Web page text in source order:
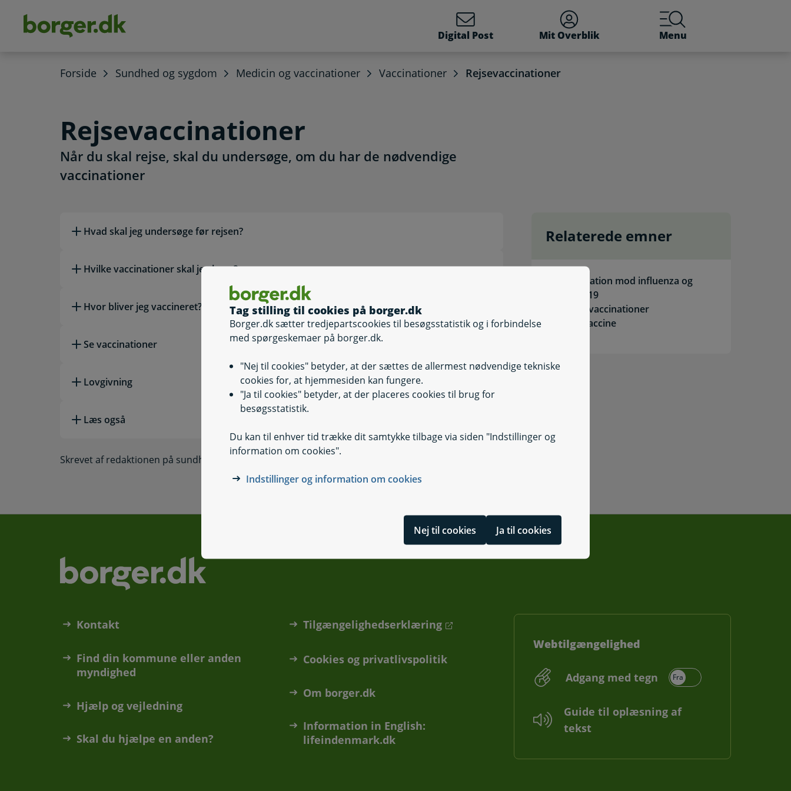
Tag stilling til cookies på borger.dk
Borger.dk sætter tredjepartscookies til besøgsstatistik og i forbindelse
med spørgeskemaer på borger.dk.
"Nej til cookies" betyder, at der sættes de allermest nødvendige tekniske
cookies for, at hjemmesiden kan fungere.
"Ja til cookies" betyder, at der placeres cookies til brug for
besøgsstatistik.
Du kan til enhver tid trække dit samtykke tilbage via siden "Indstillinger og
information om cookies".
Indstillinger og information om cookies
Nej til cookies Ja til cookies
Digital Post
Mit Overblik Menu
Forside Sundhed og sygdom Medicin og vaccinationer Vaccinationer Rejsevaccinationer
Rejsevaccinationer
Når du skal rejse, skal du undersøge, om du har de nødvendige
vaccinationer
Læs mere om emnet
Hvad skal jeg undersøge før rejsen?
Hvilke vaccinationer skal jeg have?
Hvor bliver jeg vaccineret?
Se vaccinationer
Lovgivning
Læs også
Skrevet af redaktionen på sundhed.dk
Relaterede emner
Vaccination mod influenza og
covid-19
Børnevaccinationer
HPV-vaccine
Kontakt
Find din kommune eller anden
myndighed
Hjælp og vejledning
Skal du hjælpe en anden?
Tilgængelighedserklæring
Cookies og privatlivspolitik
Om borger.dk
Information in English:
lifeindenmark.dk
Webtilgængelighed
Adgang med tegn
Guide til oplæsning af
tekst